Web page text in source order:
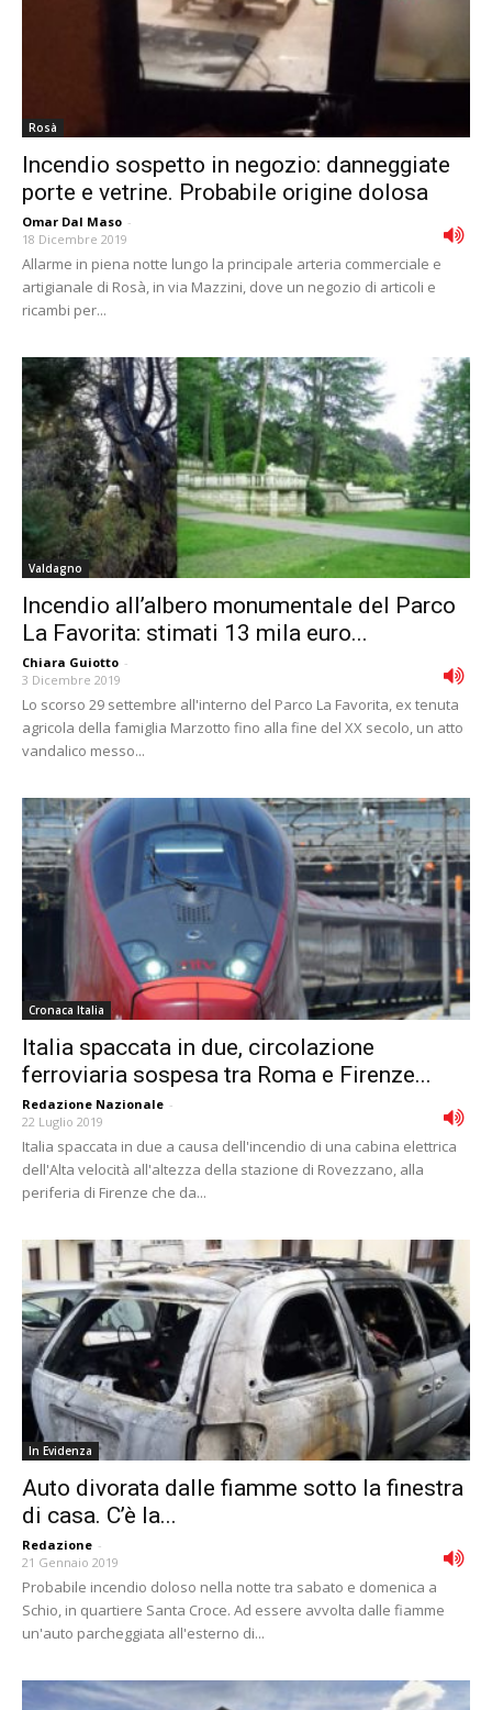
Rosà
Incendio sospetto in negozio: danneggiate
porte e vetrine. Probabile origine dolosa
Omar Dal Maso -
18 Dicembre 2019
Allarme in piena notte lungo la principale arteria commerciale e
artigianale di Rosà, in via Mazzini, dove un negozio di articoli e
ricambi per...
Valdagno
Incendio all’albero monumentale del Parco
La Favorita: stimati 13 mila euro...
Chiara Guiotto -
3 Dicembre 2019
Lo scorso 29 settembre all'interno del Parco La Favorita, ex tenuta
agricola della famiglia Marzotto fino alla fine del XX secolo, un atto
vandalico messo...
Cronaca Italia
Italia spaccata in due, circolazione
ferroviaria sospesa tra Roma e Firenze...
Redazione Nazionale -
22 Luglio 2019
Italia spaccata in due a causa dell'incendio di una cabina elettrica
dell'Alta velocità all'altezza della stazione di Rovezzano, alla
periferia di Firenze che da...
In Evidenza
Auto divorata dalle fiamme sotto la finestra
di casa. C’è la...
Redazione -
21 Gennaio 2019
Probabile incendio doloso nella notte tra sabato e domenica a
Schio, in quartiere Santa Croce. Ad essere avvolta dalle fiamme
un'auto parcheggiata all'esterno di...